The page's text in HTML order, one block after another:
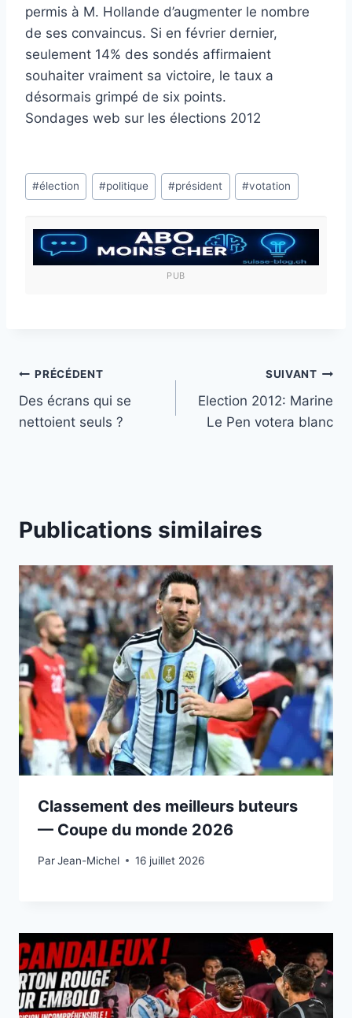
permis à M. Hollande d’augmenter le nombre
de ses convaincus. Si en février dernier,
seulement 14% des sondés affirmaient
souhaiter vraiment sa victoire, le taux a
désormais grimpé de six points.
Sondages web sur les élections 2012
Étiquettes
de
publication :
#élection #politique #président #votation
PUB
Navigation
de
PRÉCÉDENT
Des écrans qui se
nettoient seuls ?
SUIVANT
Election 2012: Marine
Le Pen votera blanc
Publications similaires
Classement des meilleurs buteurs
— Coupe du monde 2026
ParJean-Michel
15 juillet 2026 16 juillet 2026